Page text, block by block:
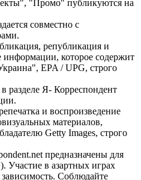
"Промо" публикуются на
совместно с
републикация и
информации, которое содержит
EPA / UPG, строго
разделе Я- Корреспондент
и воспроизведение
материалов,
Getty Images, строго
предназначены для
Участие в азартных играх
Соблюдайте